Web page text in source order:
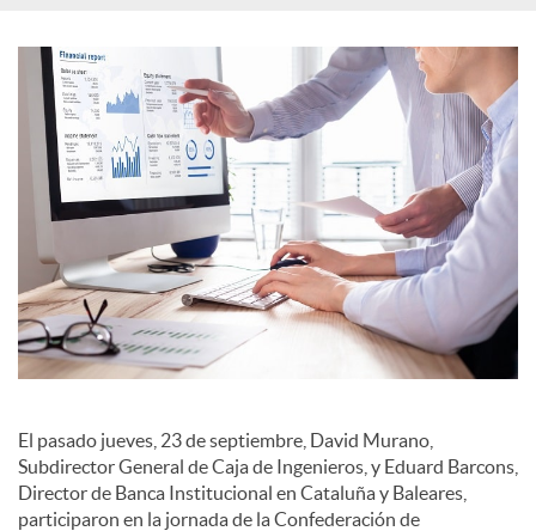
e
s
El pasado jueves, 23 de septiembre, David Murano,
Subdirector General de Caja de Ingenieros, y Eduard Barcons,
Director de Banca Institucional en Cataluña y Baleares,
participaron en la jornada de la Confederación de